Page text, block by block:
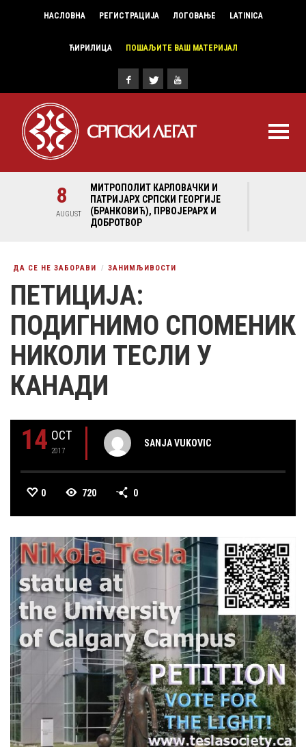
НАСЛОВНА РЕГИСТРАЦИЈА ЛОГОВАЊЕ LATINICA
ЋИРИЛИЦА ПОШАЉИТЕ ВАШ МАТЕРИЈАЛ
8
AUGUST
МИТРОПОЛИТ КАРЛОВАЧКИ И
ПАТРИЈАРХ СРПСКИ ГЕОРГИЈЕ
(БРАНКОВИЋ), ПРВОЈЕРАРХ И
ДОБРОТВОР
ДА СЕ НЕ ЗАБОРАВИ ЗАНИМЉИВОСТИ
ПЕТИЦИЈА:
ПОДИГНИМО СПОМЕНИК
НИКОЛИ ТЕСЛИ У
КАНАДИ
14 OCT
2017
SANJA VUKOVIC
0 720 0